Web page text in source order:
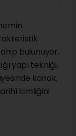
bulunuyor.
yapı tekniği,
konak,
kimliğini